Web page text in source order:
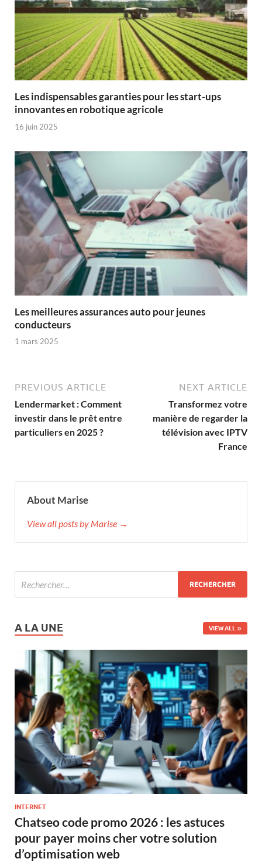
Les indispensables garanties pour les start-ups
innovantes en robotique agricole
16 juin 2025
Les meilleures assurances auto pour jeunes
conducteurs
1 mars 2025
PREVIOUS ARTICLE
Lendermarket : Comment
investir dans le prêt entre
particuliers en 2025 ?
NEXT ARTICLE
Transformez votre
manière de regarder la
télévision avec IPTV
France
About Marise
View all posts by Marise →
A LA UNE VIEW ALL
INTERNET
Chatseo code promo 2026 : les astuces
pour payer moins cher votre solution
d’optimisation web